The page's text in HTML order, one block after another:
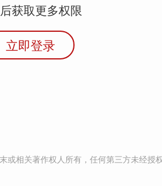
获取更多权限
立即登录
或相关著作权人所有，任何第三方未经授